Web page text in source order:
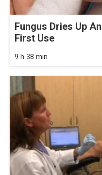
Fungus Dries Up
First Use
9 h 38 min